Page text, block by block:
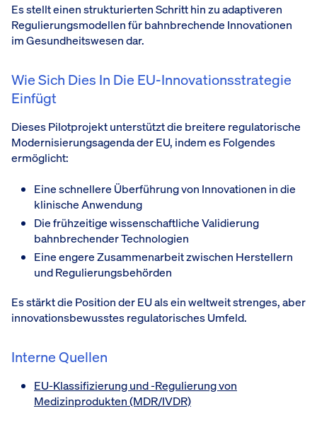
Es stellt einen strukturierten Schritt hin zu adaptiveren
Regulierungsmodellen für bahnbrechende Innovationen
im Gesundheitswesen dar.
Wie Sich Dies In Die EU-Innovationsstrategie
Einfügt
Dieses Pilotprojekt unterstützt die breitere regulatorische
Modernisierungsagenda der EU, indem es Folgendes
ermöglicht:
Eine schnellere Überführung von Innovationen in die
klinische Anwendung
Die frühzeitige wissenschaftliche Validierung
bahnbrechender Technologien
Eine engere Zusammenarbeit zwischen Herstellern
und Regulierungsbehörden
Es stärkt die Position der EU als ein weltweit strenges, aber
innovationsbewusstes regulatorisches Umfeld.
Interne Quellen
EU-Klassifizierung und -Regulierung von
Medizinprodukten (MDR/IVDR)